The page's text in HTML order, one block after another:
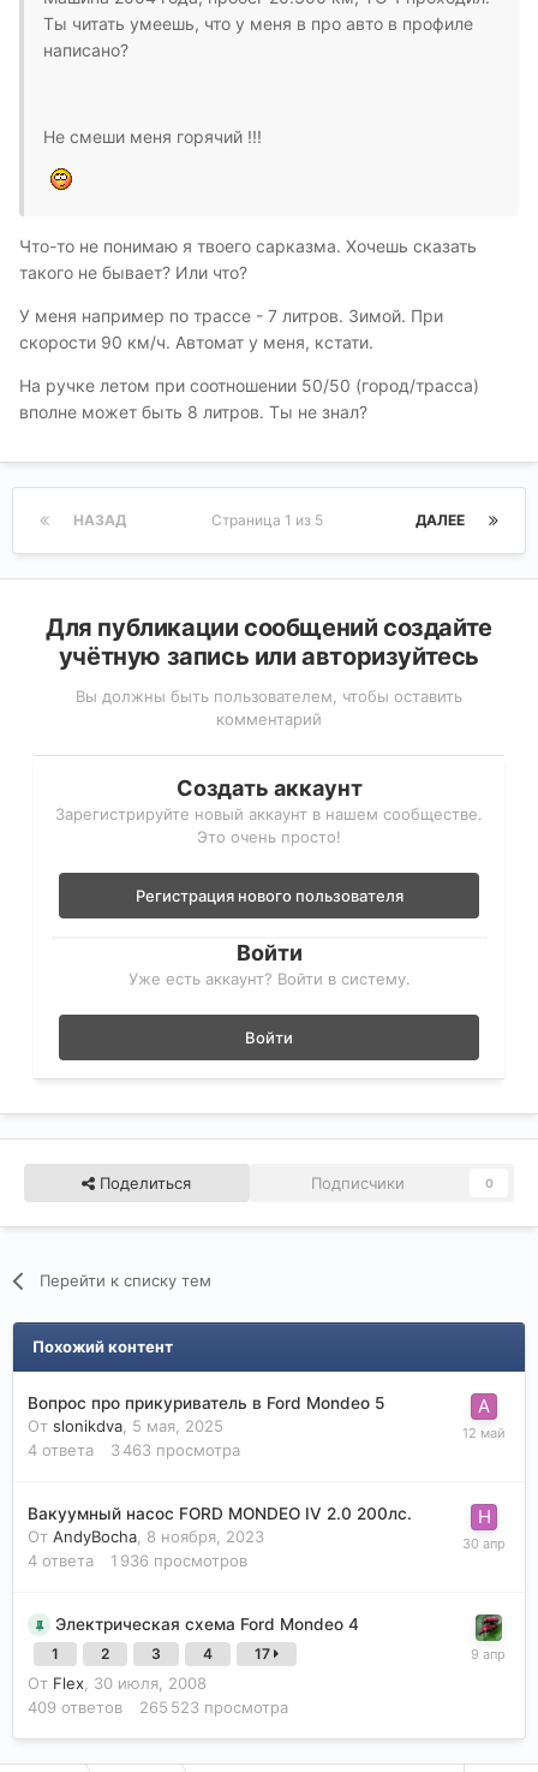
Ты читать умеешь, что у меня в про авто в профиле
написано?
Не смеши меня горячий !!!
Что-то не понимаю я твоего сарказма. Хочешь сказать
такого не бывает? Или что?
У меня например по трассе - 7 литров. Зимой. При
скорости 90 км/ч. Автомат у меня, кстати.
На ручке летом при соотношении 50/50 (город/трасса)
вполне может быть 8 литров. Ты не знал?
НАЗАД ДАЛЕЕ
Страница 1 из 5
Для публикации сообщений создайте
учётную запись или авторизуйтесь
Вы должны быть пользователем, чтобы оставить
комментарий
Создать аккаунт
Зарегистрируйте новый аккаунт в нашем сообществе.
Это очень просто!
Регистрация нового пользователя
Войти
Уже есть аккаунт? Войти в систему.
Войти
Поделиться Подписчики 0
Перейти к списку тем
Похожий контент
Вопрос про прикуриватель в Ford Mondeo 5
От slonikdva 5 мая, 2025
4 ответа 3 463 просмотра
Вакуумный насос FORD MONDEO IV 2.0 200лс.
От AndyBocha 8 ноября, 2023
4 ответа 1 936 просмотров
Электрическая схема Ford Mondeo 4
1 2 3 4 17
От Flex, 30 июля, 2008
409 ответов 265 523 просмотра